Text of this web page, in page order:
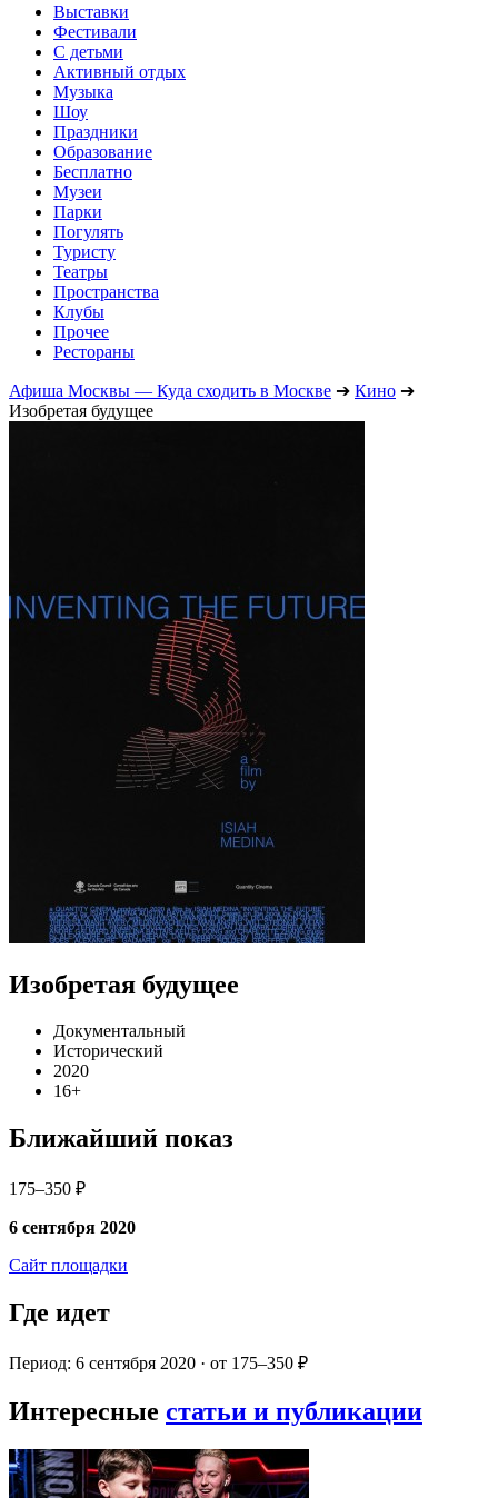
Выставки
Фестивали
С детьми
Активный отдых
Музыка
Шоу
Праздники
Образование
Бесплатно
Музеи
Парки
Погулять
Туристу
Театры
Пространства
Клубы
Прочее
Рестораны
Афиша Москвы — Куда сходить в Москве ➔ Кино ➔
Изобретая будущее
Изобретая будущее
Документальный
Исторический
2020
16+
Ближайший показ
175–350 ₽
6 сентября 2020
Сайт площадки
Где идет
Период: 6 сентября 2020 · от 175–350 ₽
Интересные статьи и публикации